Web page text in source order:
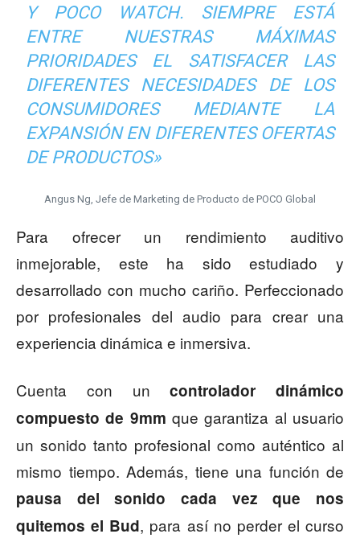
Y POCO WATCH. SIEMPRE ESTÁ
ENTRE NUESTRAS MÁXIMAS
PRIORIDADES EL SATISFACER LAS
DIFERENTES NECESIDADES DE LOS
CONSUMIDORES MEDIANTE LA
EXPANSIÓN EN DIFERENTES OFERTAS
DE PRODUCTOS»
Angus Ng, Jefe de Marketing de Producto de POCO Global
Para ofrecer un rendimiento auditivo
inmejorable, este ha sido estudiado y
desarrollado con mucho cariño. Perfeccionado
por profesionales del audio para crear una
experiencia dinámica e inmersiva.
Cuenta con uncontrolador dinámico
compuesto de 9mm que garantiza al usuario
un sonido tanto profesional como auténtico al
mismo tiempo. Además, tiene una función de
pausa del sonido cada vez que nos
quitemos el Bud, para así no perder el curso